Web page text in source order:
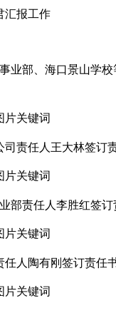
汇报工作
部、海口景山学
司责任人王大林签订
部责任人李胜红签订
任人陶有刚签订责任